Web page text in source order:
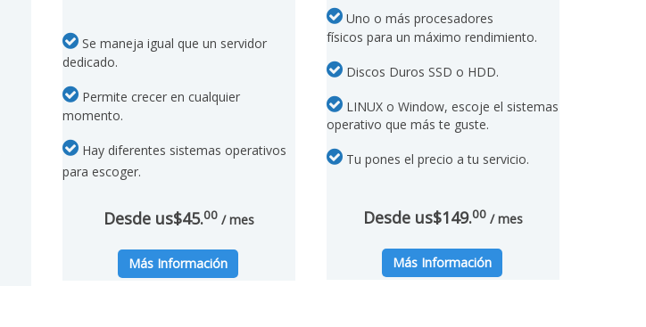
Se maneja igual que un servidor
dedicado.
Permite crecer en cualquier
momento.
Hay diferentes sistemas operativos
para escoger.
Desde us$45.00/ mes
Más Información
Uno o más procesadores
físicos para un máximo rendimiento.
Discos Duros SSD o HDD.
LINUX o Window, escoje el sistemas
operativo que más te guste.
Tu pones el precio a tu servicio.
Desde us$149.00/ mes
Más Información